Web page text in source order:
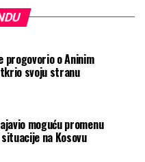
progovorio o Aninim
svoju stranu
moguću promenu
na Kosovu